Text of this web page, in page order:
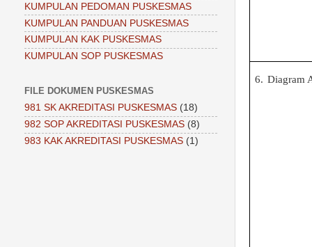
6. Diagram
KUMPULAN PEDOMAN PUSKESMAS
KUMPULAN PANDUAN PUSKESMAS
KUMPULAN KAK PUSKESMAS
KUMPULAN SOP PUSKESMAS
FILE DOKUMEN PUSKESMAS
981 SK AKREDITASI PUSKESMAS (18)
982 SOP AKREDITASI PUSKESMAS (8)
983 KAK AKREDITASI PUSKESMAS (1)